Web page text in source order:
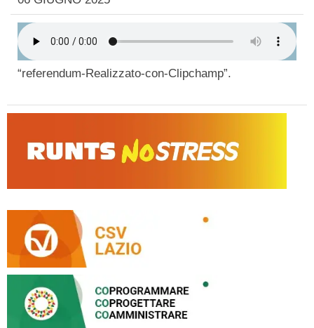
“referendum-Realizzato-con-Clipchamp”.